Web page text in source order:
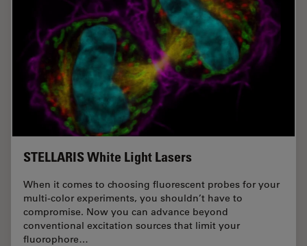
STELLARIS White Light Lasers
When it comes to choosing fluorescent probes for your
multi-color experiments, you shouldn’t have to
compromise. Now you can advance beyond
conventional excitation sources that limit your
fluorophore…